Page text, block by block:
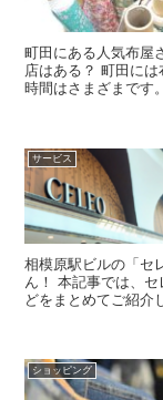
町田にある人気布屋
店はある？ 町田には布屋さんが多くあり、店舗により品揃えや営業
時間はさまざまです
サービス
相模原駅ビルの「セ
ん！ 本記事では、セレオ相模原にはいっている店舗や駐車場情報な
どをまとめてご紹介
ショッピング